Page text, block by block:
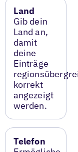
Land
Gib dein
Land an,
damit
deine
Einträge
korrekt
angezeigt
werden.
Telefon